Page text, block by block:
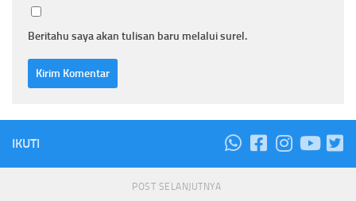
Beritahu saya akan tulisan baru melalui surel.
IKUTI
POST SELANJUTNYA